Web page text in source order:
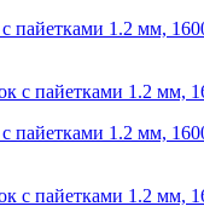
пайетками 1.2 мм,
пайетками 1.2 мм,